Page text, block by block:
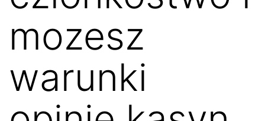
mozesz
warunki